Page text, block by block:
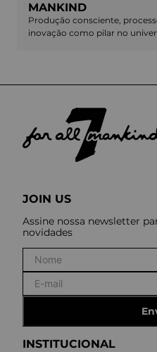
MANKIND
Produção consciente,
inovação como pilar no
INSTITUCIONAL
JOIN US
Assine nossa newsletter
novidades